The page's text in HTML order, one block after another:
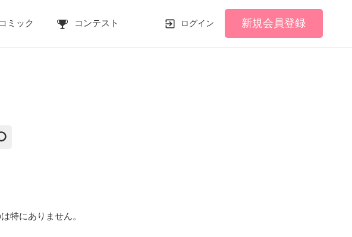
コミック コンテスト ログイン 新規会員登録
特にありません。